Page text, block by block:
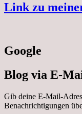
Link zu
Google
Blog via E-
Gib deine E-Mail-
Benachrichtigungen